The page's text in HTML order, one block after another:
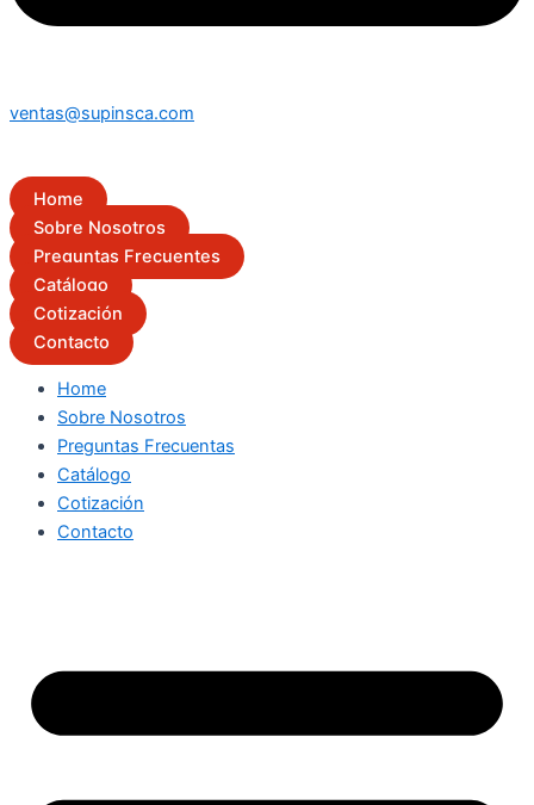
ventas@supinsca.com
Home
Sobre Nosotros
Preguntas Frecuentes
Catálogo
Cotización
Contacto
Home
Sobre Nosotros
Preguntas Frecuentas
Catálogo
Cotización
Contacto